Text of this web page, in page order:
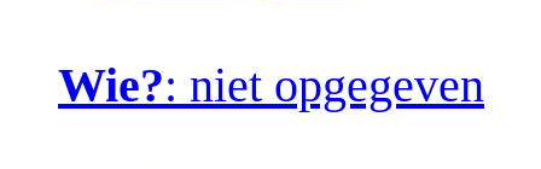
Wie?: niet opgegeven